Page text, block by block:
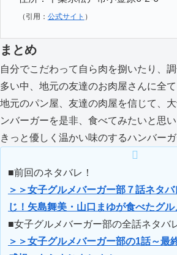
（引用： 公式サイト ）
まとめ
自分でこだわって自ら肉を捌いたり、
多い中、地元の友達のお肉屋さんに全て
地元のパン屋、友達の肉屋を信じて、
ンバーガーを是非、食べてみたいと思い
きっと優しく温かい味のするハンバーガ
■前回のネタバレ！
＞＞女子グルメバーガー部７話ネタ
じ！矢島舞美・山口まゆが食べたグル
■女子グルメバーガー部の全話ネタバ
＞＞女子グルメバーガー部の1話～最